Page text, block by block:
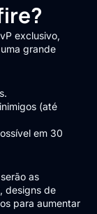
exclusivo,
grande
(até
em 30
as
designs de
para aumentar